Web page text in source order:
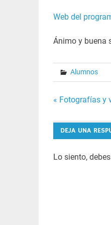
Web del
Ánimo y buena
Alumnos
de
entradas
« Fotografías y
DEJA UNA
Lo siento,